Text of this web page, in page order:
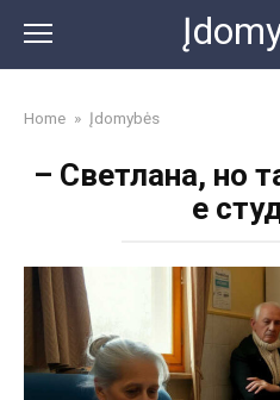
content
Home » Įdomybės
– Светлана, но
е